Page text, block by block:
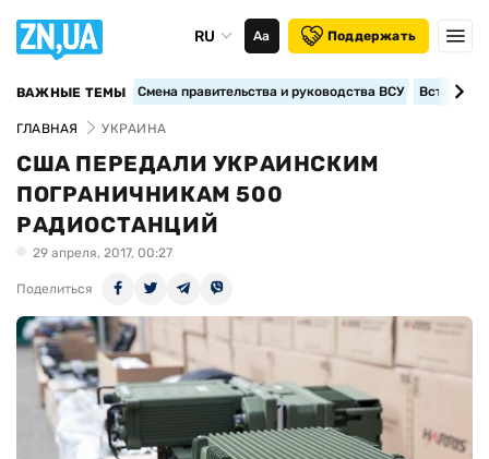
RU Аа Поддержать
ВАЖНЫЕ ТЕМЫ Смена правительства и руководства ВСУ
ГЛАВНАЯ УКРАИНА
США ПЕРЕДАЛИ УКРАИНСКИМ
ПОГРАНИЧНИКАМ 500
РАДИОСТАНЦИЙ
29 апреля, 2017, 00:27
Поделиться